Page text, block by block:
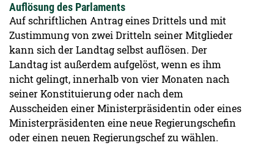
Auflösung des Parlaments
Auf schriftlichen Antrag eines Drittels und mit
Zustimmung von zwei Dritteln seiner Mitglieder
kann sich der Landtag selbst auflösen. Der
Landtag ist außerdem aufgelöst, wenn es ihm
nicht gelingt, innerhalb von vier Monaten nach
seiner Konstituierung oder nach dem
Ausscheiden einer Ministerpräsidentin oder eines
Ministerpräsidenten eine neue Regierungschefin
oder einen neuen Regierungschef zu wählen.